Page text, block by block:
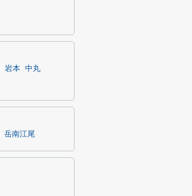
岩本 中丸
岳南江尾